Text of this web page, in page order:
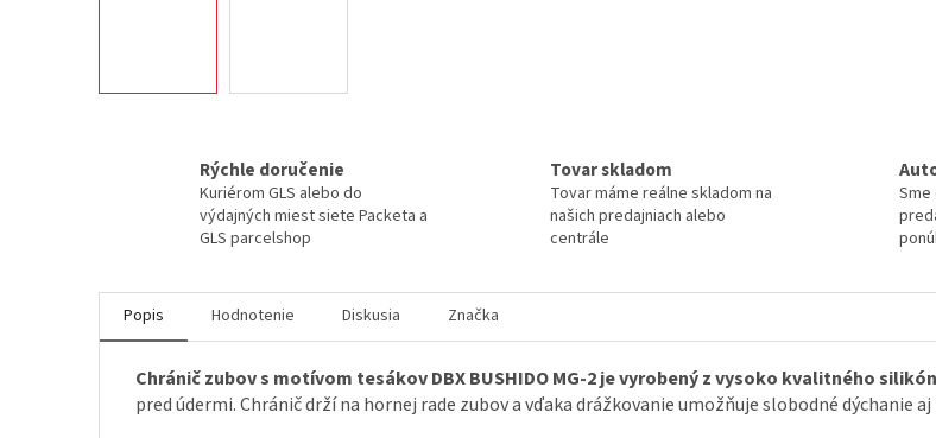
Rýchle doručenie
Kuriérom GLS alebo do
výdajných miest siete Packeta a
GLS parcelshop
Tovar skladom
Tovar máme reálne skladom na
našich predajniach alebo
centrále
Popis Hodnotenie Diskusia Značka
Chránič zubov s motívom tesákov DBX BUSHIDO MG-2 je vyrobený z vysoko kvalitného
pred údermi. Chránič drží na hornej rade zubov a vďaka drážkovanie umožňuje slobodné dýchanie